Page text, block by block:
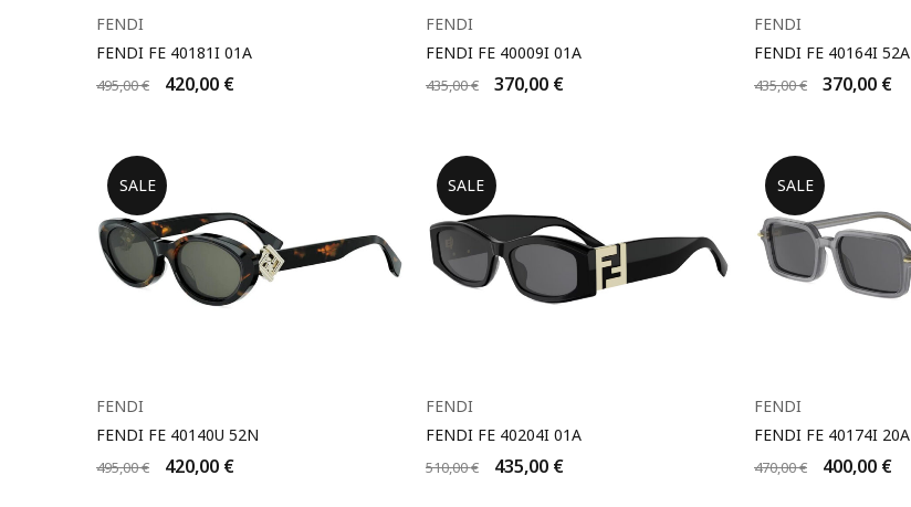
FENDI
FENDI FE 40181I 01A
495,00€ 420,00 €
FENDI
FENDI FE 40009I 01A
435,00€ 370,00 €
FENDI
FENDI FE 40164I 52A
435,00€ 370,00 €
SALE
FENDI
FENDI FE 40140U 52N
495,00€ 420,00 €
SALE
FENDI
FENDI FE 40204I 01A
510,00€ 435,00 €
SALE
FENDI
FENDI FE 40174I 20A
470,00€ 400,00 €